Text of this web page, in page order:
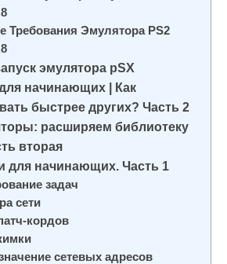
Требования Эмулятора PS2
эмулятора pSX
начинающих | Как
быстрее других? Часть 2
расширяем библиотеку
вторая
для начинающих. Часть 1
задач
сети
кордов
сетевых адресов